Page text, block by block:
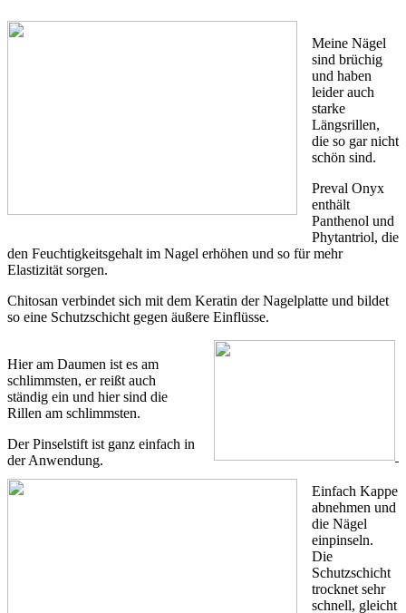
Meine Nägel
sind brüchig
und haben
leider auch
starke
Längsrillen,
die so gar nicht
schön sind.
Preval Onyx
enthält
Panthenol und
Phytantriol, die
den Feuchtigkeitsgehalt im Nagel erhöhen und so für mehr
Elastizität sorgen.
Chitosan verbindet sich mit dem Keratin der Nagelplatte und bildet
so eine Schutzschicht gegen äußere Einflüsse.
Hier am Daumen ist es am
schlimmsten, er reißt auch
ständig ein und hier sind die
Rillen am schlimmsten.
Der Pinselstift ist ganz einfach in
der Anwendung.
Einfach Kappe
abnehmen und
die Nägel
einpinseln.
Die
Schutzschicht
trocknet sehr
schnell, gleicht